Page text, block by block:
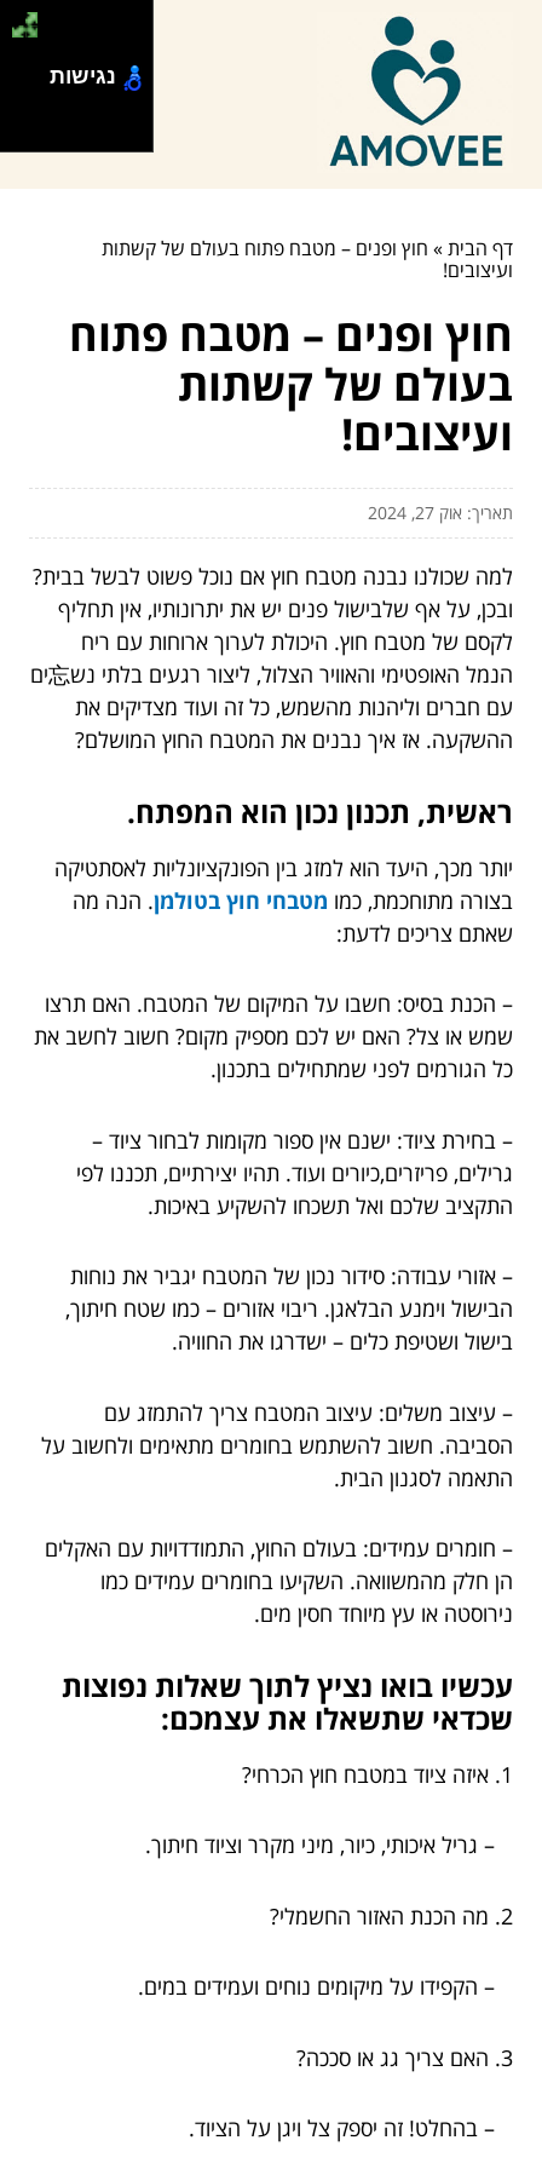
דף הבית» חוץ ופנים – מטבח פתוח בעולם של קשתות
ועיצובים!
חוץ ופנים – מטבח פתוח
בעולם של קשתות
ועיצובים!
תאריך: אוק 27, 2024
למה שכולנו נבנה מטבח חוץ אם נוכל פשוט לבשל בבית?
ובכן, על אף שלבישול פנים יש את יתרונותיו, אין תחליף
לקסם של מטבח חוץ. היכולת לערוך ארוחות עם ריח
הנמל האופטימי והאוויר הצלול, ליצור רגעים בלתי נש忘ים
עם חברים וליהנות מהשמש, כל זה ועוד מצדיקים את
ההשקעה. אז איך נבנים את המטבח החוץ המושלם?
ראשית, תכנון נכון הוא המפתח.
יותר מכך, היעד הוא למזג בין הפונקציונליות לאסתטיקה
בצורה מתוחכמת, כמו מטבחי חוץ בטולמן. הנה מה
שאתם צריכים לדעת:
– הכנת בסיס: חשבו על המיקום של המטבח. האם תרצו
שמש או צל? האם יש לכם מספיק מקום? חשוב לחשב את
כל הגורמים לפני שמתחילים בתכנון.
– בחירת ציוד: ישנם אין ספור מקומות לבחור ציוד –
גרילים, פריזרים,כיורים ועוד. תהיו יצירתיים, תכננו לפי
התקציב שלכם ואל תשכחו להשקיע באיכות.
– אזורי עבודה: סידור נכון של המטבח יגביר את נוחות
הבישול וימנע הבלאגן. ריבוי אזורים – כמו שטח חיתוך,
בישול ושטיפת כלים – ישדרגו את החוויה.
– עיצוב משלים: עיצוב המטבח צריך להתמזג עם
הסביבה. חשוב להשתמש בחומרים מתאימים ולחשוב על
התאמה לסגנון הבית.
– חומרים עמידים: בעולם החוץ, התמודדויות עם האקלים
הן חלק מהמשוואה. השקיעו בחומרים עמידים כמו
נירוסטה או עץ מיוחד חסין מים.
עכשיו בואו נציץ לתוך שאלות נפוצות
שכדאי שתשאלו את עצמכם:
1. איזה ציוד במטבח חוץ הכרחי?
– גריל איכותי, כיור, מיני מקרר וציוד חיתוך.
2. מה הכנת האזור החשמלי?
– הקפידו על מיקומים נוחים ועמידים במים.
3. האם צריך גג או סככה?
– בהחלט! זה יספק צל ויגן על הציוד.
נגישות